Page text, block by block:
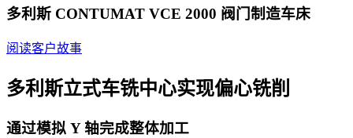
多利斯 CONTUMAT VCE 2000 阀门制造车床
阅读客户故事
多利斯立式车铣中心实现偏心铣削
通过模拟 Y 轴完成整体加工